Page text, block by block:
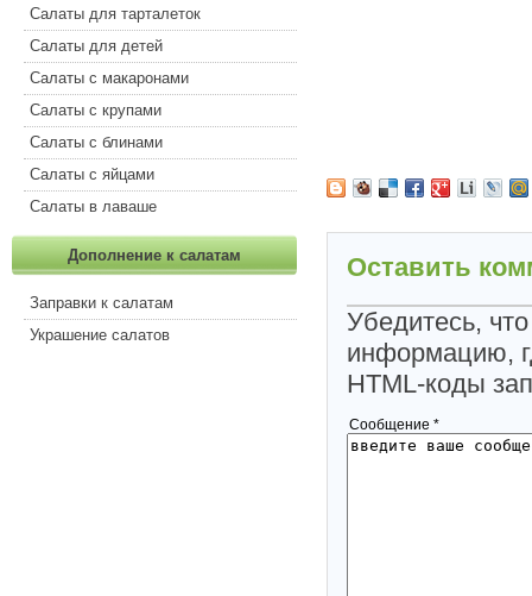
Салаты для тарталеток
Салаты для детей
Салаты с макаронами
Салаты с крупами
Салаты с блинами
Салаты с яйцами
Салаты в лаваше
Дополнение к салатам
Заправки к салатам
Украшение салатов
Оставить
Убедитесь,
информацию,
HTML-коды
Сообщение *